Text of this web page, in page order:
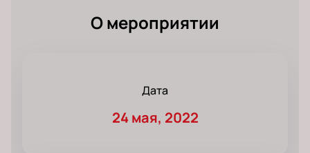
О мероприятии
Дата
24 мая, 2022